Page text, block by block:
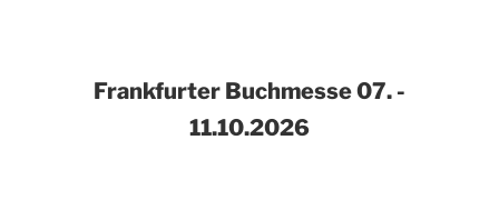
Frankfurter Buchmesse07. -
11.10.2026